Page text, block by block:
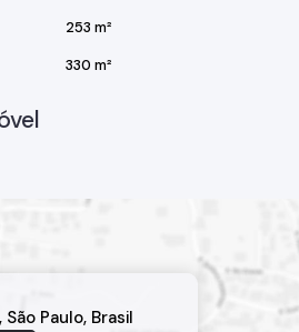
253 m²
330 m²
, São Paulo, Brasil